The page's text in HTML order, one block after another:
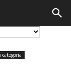
categoria